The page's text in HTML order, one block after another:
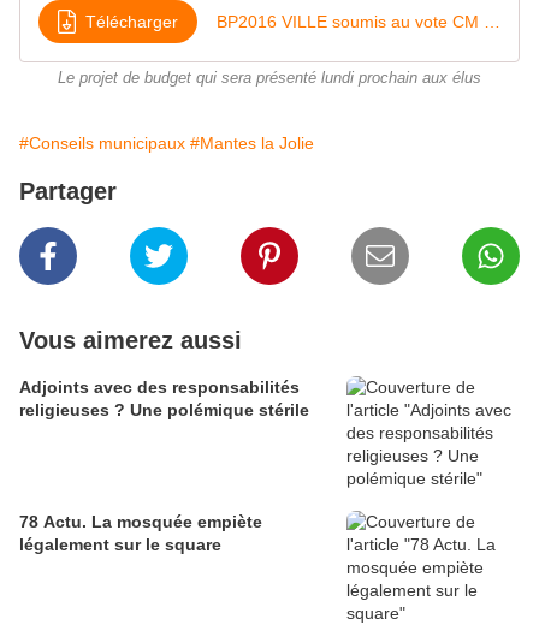
Télécharger
Le projet de budget qui sera présenté lundi prochain aux élus
#Conseils municipaux #Mantes la Jolie
Partager
Vous aimerez aussi
Adjoints avec des responsabilités
religieuses ? Une polémique stérile
78 Actu. La mosquée empiète
légalement sur le square